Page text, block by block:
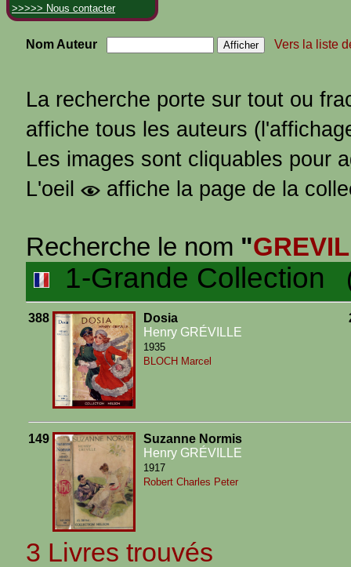
>>>>> Nous contacter
Nom Auteur Vers la liste
La recherche porte sur tout ou
affiche tous les auteurs
Les images sont cliquables pour
L'oeil
affiche la page de la
Recherche le nom "
1-Grande Collection
388
Dosia
Henry GRÉVILLE
1935
BLOCH Marcel
149
Suzanne Normis
Henry GRÉVILLE
1917
Robert Charles Peter
3 Livres trouvés